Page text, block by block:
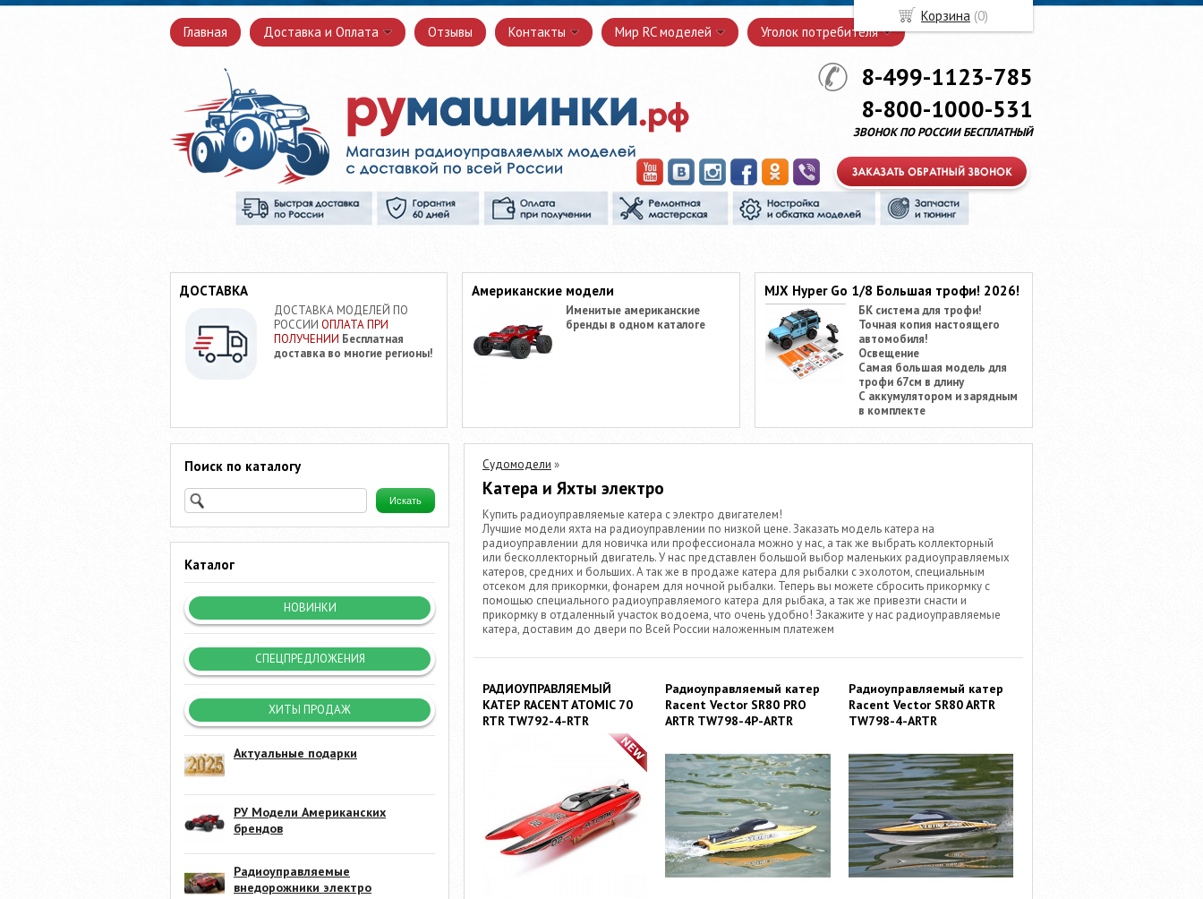
Главная Доставка и Оплата Отзывы Контакты Мир RC моделей Уголок потребителя
8-499-1123-785
8-800-1000-531
ЗВОНОК ПО РОССИИ БЕСПЛАТНЫЙ
ДОСТАВКА
ДОСТАВКА МОДЕЛЕЙ ПО
РОССИИ ОПЛАТА ПРИ
ПОЛУЧЕНИИ Бесплатная
доставка во многие регионы!
Американские модели
Именитые американские
бренды в одном каталоге
MJX Hyper Go 1/8 Большая трофи! 2026!
БК система для трофи!
Точная копия настоящего
автомобиля!
Освещение
Самая большая модель для
трофи 67см в длину
С аккумулятором и зарядным
в комплекте
Поиск по каталогу
Каталог
НОВИНКИ
СПЕЦПРЕДЛОЖЕНИЯ
ХИТЫ ПРОДАЖ
Актуальные подарки
РУ Модели Американских
брендов
Радиоуправляемые
внедорожники электро
Судомодели »
Катера и Яхты электро
Купить радиоуправляемые катера с электро двигателем!
Лучшие модели яхта на радиоуправлении по низкой цене. Заказать модель катера на
радиоуправлении для новичка или профессионала можно у нас, а так же выбрать коллекторный
или бесколлекторный двигатель. У нас представлен большой выбор маленьких радиоуправляемых
катеров, средних и больших. А так же в продаже катера для рыбалки с эхолотом, специальным
отсеком для прикормки, фонарем для ночной рыбалки. Теперь вы можете сбросить прикормку с
помощью специального радиоуправляемого катера для рыбака, а так же привезти снасти и
прикормку в отдаленный участок водоема, что очень удобно! Закажите у нас радиоуправляемые
катера, доставим до двери по Всей России наложенным платежем
РАДИОУПРАВЛЯЕМЫЙ
КАТЕР RACENT ATOMIC 70
RTR TW792-4-RTR
Радиоуправляемый катер
Racent Vector SR80 PRO
ARTR TW798-4P-ARTR
Радиоуправляемый катер
Racent Vector SR80 ARTR
TW798-4-ARTR
Корзина (0)